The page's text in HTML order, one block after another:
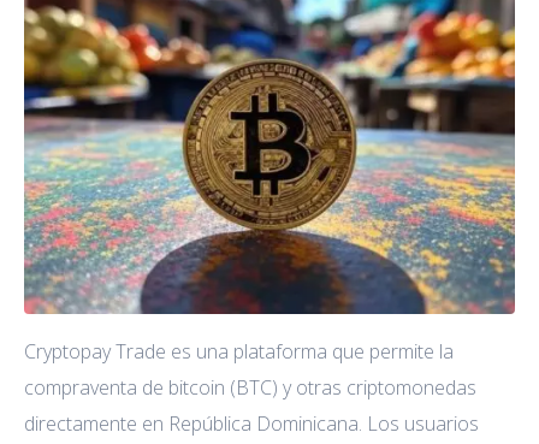
Cryptopay Trade es una plataforma que permite la
compraventa de bitcoin (BTC) y otras criptomonedas
directamente en República Dominicana. Los usuarios